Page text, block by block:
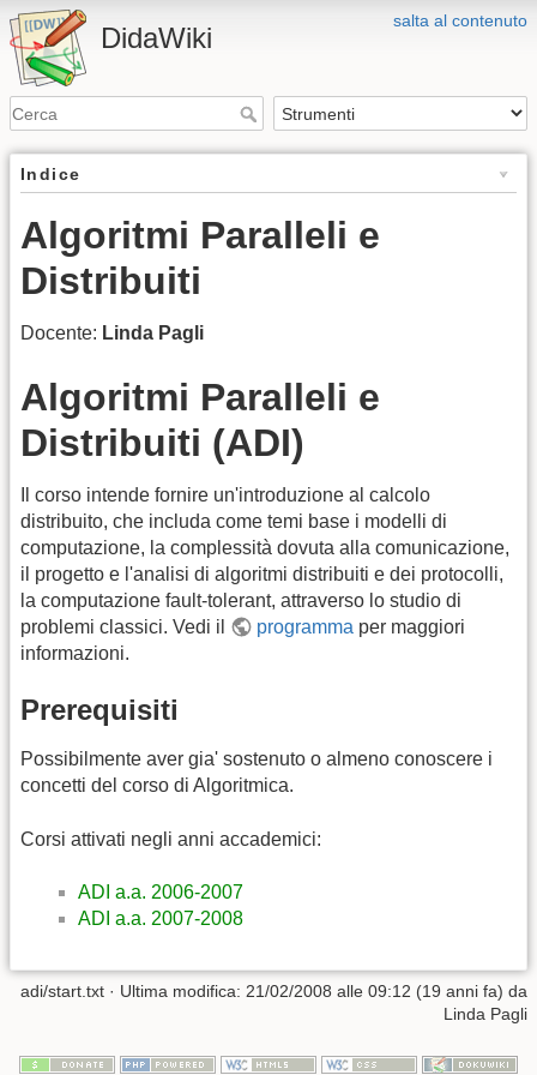
salta al contenuto
DidaWiki
Indice
Algoritmi Paralleli e
Distribuiti
Docente: Linda Pagli
Algoritmi Paralleli e
Distribuiti (ADI)
Il corso intende fornire un'introduzione al calcolo
distribuito, che includa come temi base i modelli di
computazione, la complessità dovuta alla comunicazione,
il progetto e l'analisi di algoritmi distribuiti e dei protocolli,
la computazione fault-tolerant, attraverso lo studio di
problemi classici. Vedi il
programma per maggiori
informazioni.
Prerequisiti
Possibilmente aver gia' sostenuto o almeno conoscere i
concetti del corso di Algoritmica.
Corsi attivati negli anni accademici:
ADI a.a. 2006-2007
ADI a.a. 2007-2008
adi/start.txt · Ultima modifica: 21/02/2008 alle 09:12 (19 anni fa) da
Linda Pagli